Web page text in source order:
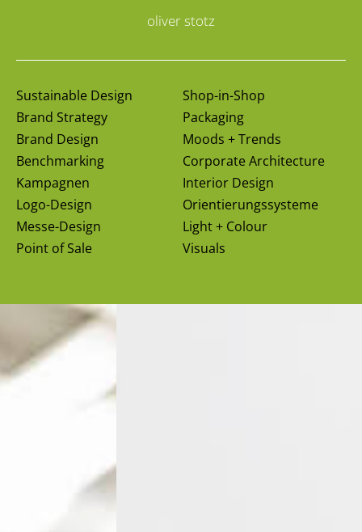
oliver stotz
Sustainable Design
Brand Strategy
Brand Design
Benchmarking
Kampagnen
Logo-Design
Messe-Design
Point of Sale
Shop-in-Shop
Packaging
Moods + Trends
Corporate Architecture
Interior Design
Orientierungs­systeme
Light + Colour
Visuals